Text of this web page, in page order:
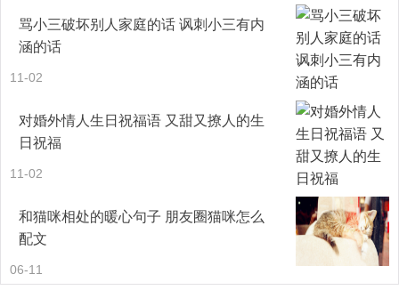
32、 总要等到过了很久，总要等退无可退，才知道我们曾
亲手舍弃的东西，在后来的日子里，再也遇不到了。
33、 在心情好的时候要旅行，因为风景好，心情不好的时
候要旅行，因为路人好。
34、 每天%的时间来鄙视自己，另%来原谅自己，这就叫纠
结。
35、 大多的时候，都是生活选择你，而不是你去选择生
骂小三破坏别人家庭的话 讽刺小三有内
涵的话
11-02
对婚外情人生日祝福语 又甜又撩人的生
日祝福
11-02
和猫咪相处的暖心句子 朋友圈猫咪怎么
配文
06-11